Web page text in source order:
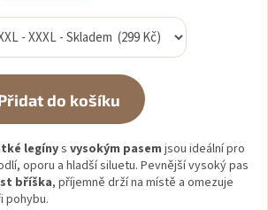
do košíku
legínys vysokým pasem jsou ideální pro
oporu a hladší siluetu. Pevnější vysoký pas
bříška, příjemně drží na místě a omezuje
pohybu.